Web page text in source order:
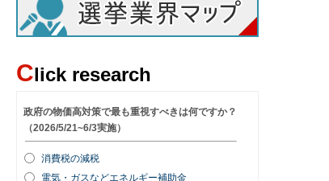
Click research